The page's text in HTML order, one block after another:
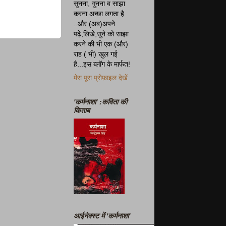
सुनना, गुनना व साझा
करना अच्छा लगता है
..और (अब)अपने
पढ़े,लिखे,सुने को साझा
करने की भी एक (और)
राह ( भी) खुल गई
है...इस ब्लॉग के मार्फत!
मेरा पूरा प्रोफ़ाइल देखें
'कर्मनाशा' :कविता की
किताब
आईनेक्स्ट में 'कर्मनाशा'